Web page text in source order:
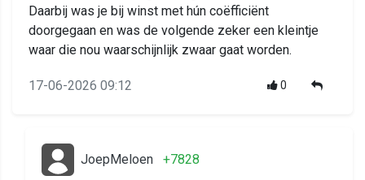
Daarbij was je bij winst met hún coëfficiënt
doorgegaan en was de volgende zeker een kleintje
waar die nou waarschijnlijk zwaar gaat worden.
17-06-2026 09:12 0
JoepMeloen +7828